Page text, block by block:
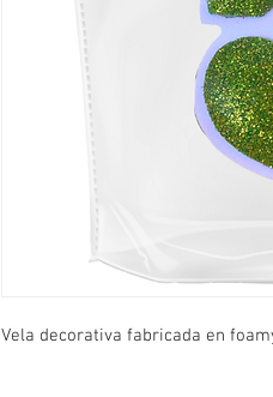
Vela decorativa fabricada en